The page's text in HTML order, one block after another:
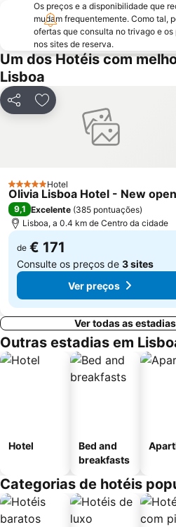
Campo Grande
do Ouro Sesimbra
Alcântara
Praia da Caparica
Fundaçao Champalimaud
Praça do Rossio
Centro Comercial Vasco da Gama
Coliseu dos Recreios
Galapinhos Beach
Os preços e a disponibilidade que
mudam frequentemente. Como tal,
ofertas que consulta no trivago e
nos sites de reserva.
Um dos Hotéis com
Lisboa
PartilharAdicionar aos favoritos
5 EstrelasHotel
Olivia Lisboa Hotel - New
9,1 Excelente (385 pontuações)
Lisboa, a 0.4 km de Centro da cidade
de € 171
Consulte os preços de 3 sites
Ver preços
Ver todas as
Outras estadias em
Hotel
Bed and
breakfasts
Categorias de hotéis